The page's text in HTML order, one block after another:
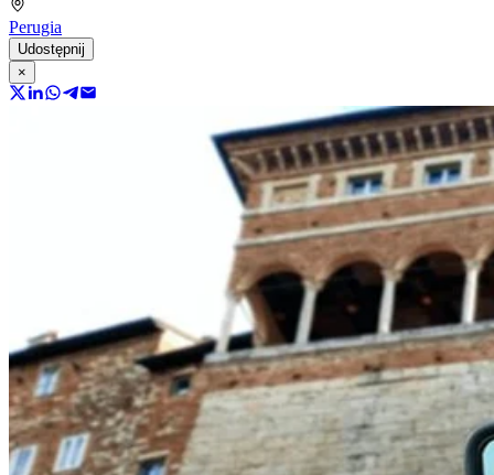
Perugia
Udostępnij
×